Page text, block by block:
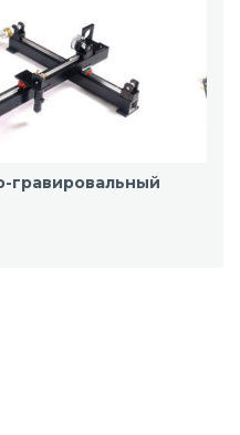
гравировальный